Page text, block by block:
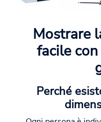
Mostrare
facile
Perché